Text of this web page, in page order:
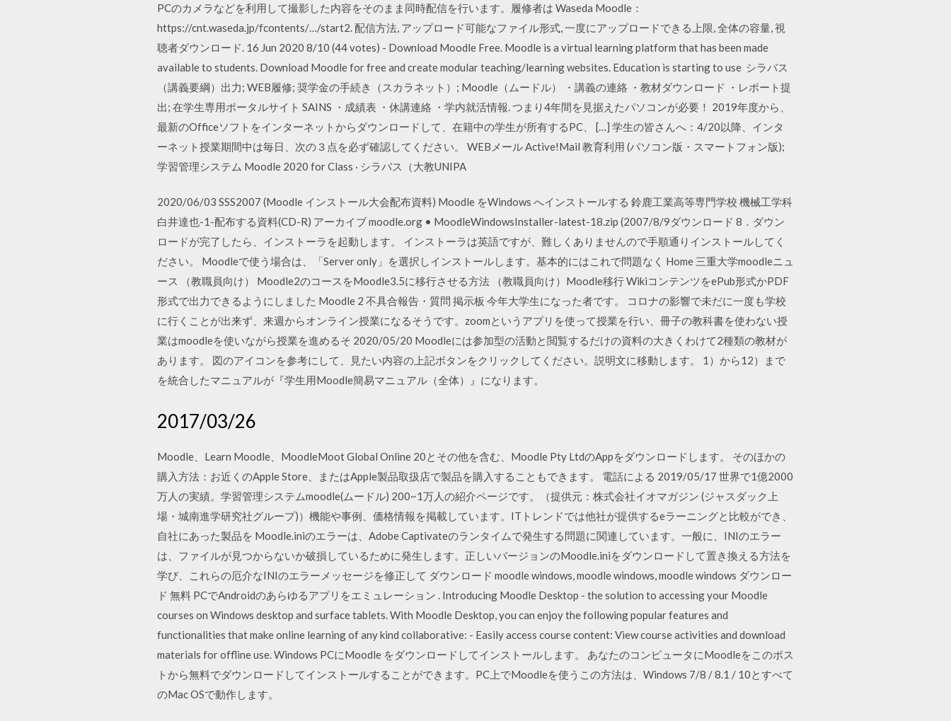
PCのカメラなどを利用して撮影した内容をそのまま同時配信を行います。履修者は Waseda Moodle：
https://cnt.waseda.jp/fcontents/…/start2. 配信方法, アップロード可能なファイル形式, 一度にアップロードできる上限, 全体の容量, 視
聴者ダウンロード. 16 Jun 2020 8/10 (44 votes) - Download Moodle Free. Moodle is a virtual learning platform that has been made
available to students. Download Moodle for free and create modular teaching/learning websites. Education is starting to use シラバス
（講義要綱）出力; WEB履修; 奨学金の手続き（スカラネット）; Moodle（ムードル） ・講義の連絡 ・教材ダウンロード ・レポート提
出; 在学生専用ポータルサイト SAINS ・成績表 ・休講連絡 ・学内就活情報. つまり4年間を見据えたパソコンが必要！ 2019年度から、
最新のOfficeソフトをインターネットからダウンロードして、在籍中の学生が所有するPC、 […] 学生の皆さんへ：4/20以降、インタ
ーネット授業期間中は毎日、次の３点を必ず確認してください。 WEBメール Active!Mail 教育利用 (パソコン版・スマートフォン版);
学習管理システム Moodle 2020 for Class · シラバス（大教UNIPA
2020/06/03 SSS2007 (Moodle インストール大会配布資料) Moodle をWindows へインストールする 鈴鹿工業高等専門学校 機械工学科
白井達也-1-配布する資料(CD-R) アーカイブ moodle.org • MoodleWindowsInstaller-latest-18.zip (2007/8/9ダウンロード 8．ダウン
ロードが完了したら、インストーラを起動します。 インストーラは英語ですが、難しくありませんので手順通りインストールしてく
ださい。 Moodleで使う場合は、「Server only」を選択しインストールします。基本的にはこれで問題なく Home 三重大学moodleニュ
ース （教職員向け） Moodle2のコースをMoodle3.5に移行させる方法 （教職員向け）Moodle移行 WikiコンテンツをePub形式かPDF
形式で出力できるようにしました Moodle 2 不具合報告・質問 掲示板 今年大学生になった者です。 コロナの影響で未だに一度も学校
に行くことが出来ず、来週からオンライン授業になるそうです。zoomというアプリを使って授業を行い、冊子の教科書を使わない授
業はmoodleを使いながら授業を進めるそ 2020/05/20 Moodleには参加型の活動と閲覧するだけの資料の大きくわけて2種類の教材が
あります。 図のアイコンを参考にして、見たい内容の上記ボタンをクリックしてください。説明文に移動します。 1）から12）まで
を統合したマニュアルが『学生用Moodle簡易マニュアル（全体）』になります。
2017/03/26
Moodle、Learn Moodle、MoodleMoot Global Online 20とその他を含む、Moodle Pty LtdのAppをダウンロードします。 そのほかの
購入方法：お近くのApple Store、またはApple製品取扱店で製品を購入することもできます。 電話による 2019/05/17 世界で1億2000
万人の実績。学習管理システムmoodle(ムードル) 200~1万人の紹介ページです。（提供元：株式会社イオマガジン (ジャスダック上
場・城南進学研究社グループ)）機能や事例、価格情報を掲載しています。ITトレンドでは他社が提供するeラーニングと比較ができ、
自社にあった製品を Moodle.iniのエラーは、Adobe Captivateのランタイムで発生する問題に関連しています。一般に、INIのエラー
は、ファイルが見つからないか破損しているために発生します。正しいバージョンのMoodle.iniをダウンロードして置き換える方法を
学び、これらの厄介なINIのエラーメッセージを修正して ダウンロード moodle windows, moodle windows, moodle windows ダウンロー
ド 無料 PCでAndroidのあらゆるアプリをエミュレーション . Introducing Moodle Desktop - the solution to accessing your Moodle
courses on Windows desktop and surface tablets. With Moodle Desktop, you can enjoy the following popular features and
functionalities that make online learning of any kind collaborative: - Easily access course content: View course activities and download
materials for offline use. Windows PCにMoodle をダウンロードしてインストールします。 あなたのコンピュータにMoodleをこのポス
トから無料でダウンロードしてインストールすることができます。PC上でMoodleを使うこの方法は、Windows 7/8 / 8.1 / 10とすべて
のMac OSで動作します。